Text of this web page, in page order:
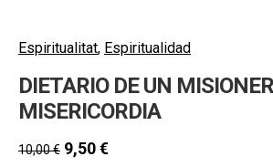
Espiritualitat, Espiritualidad
DIETARIO DE UN
MISERICORDIA
10,00€ 9,50€